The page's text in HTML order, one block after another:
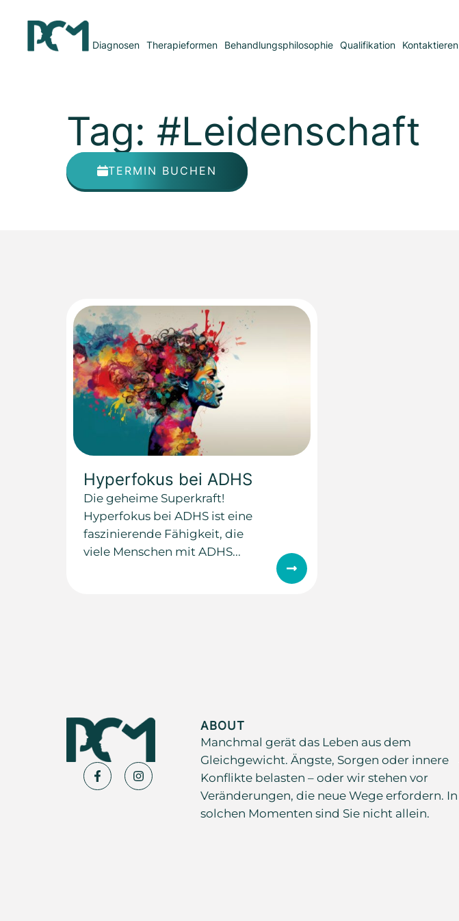
Diagnosen Therapieformen Behandlungsphilosophie Qualifikation Kontaktieren
Tag: #Leidenschaft
TERMIN BUCHEN
Hyperfokus bei ADHS
Die geheime Superkraft!
Hyperfokus bei ADHS ist eine
faszinierende Fähigkeit, die
viele Menschen mit ADHS...
ABOUT
Manchmal gerät das Leben aus dem
Gleichgewicht. Ängste, Sorgen oder innere
Konflikte belasten – oder wir stehen vor
Veränderungen, die neue Wege erfordern. In
solchen Momenten sind Sie nicht allein.